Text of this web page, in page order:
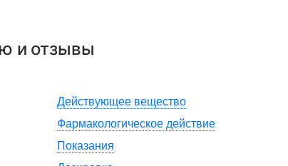
и отзывы
Действующее вещество
Фармакологическое действие
Показания